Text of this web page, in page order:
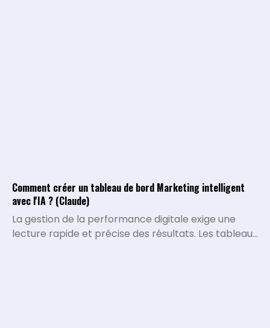
Comment créer un tableau de bord Marketing intelligent
avec l'IA ? (Claude)
La gestion de la performance digitale exige une
lecture rapide et précise des résultats. Les tableaux